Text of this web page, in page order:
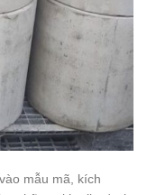
mẫu mã, kích